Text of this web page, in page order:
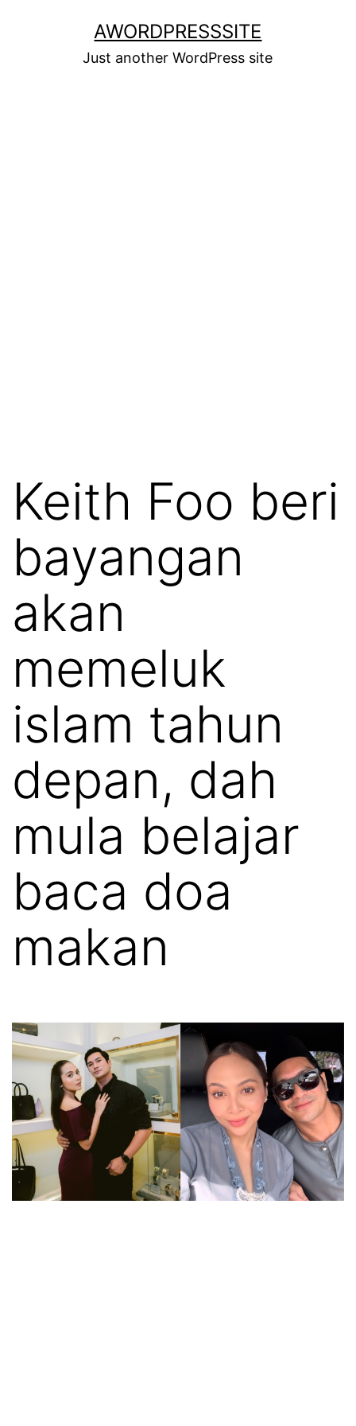
AWORDPRESSSITE
Just another WordPress site
Keith Foo beri
bayangan
akan
memeluk
islam tahun
depan, dah
mula belajar
baca doa
makan